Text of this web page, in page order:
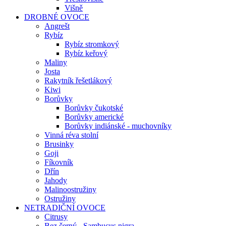
Višně
DROBNÉ OVOCE
Angrešt
Rybíz
Rybíz stromkový
Rybíz keřový
Maliny
Josta
Rakytník řešetlákový
Kiwi
Borůvky
Borůvky čukotské
Borůvky americké
Borůvky indiánské - muchovníky
Vinná réva stolní
Brusinky
Goji
Fíkovník
Dřín
Jahody
Malinoostružiny
Ostružiny
NETRADIČNÍ OVOCE
Citrusy